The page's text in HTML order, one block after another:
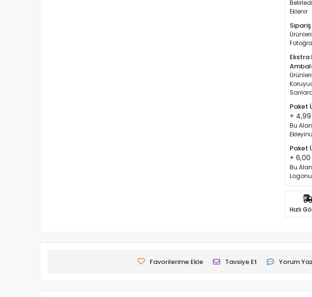
Eklenir
Ekstra
Paket
+ 4,99
Bu
Paket
+ 6,00
Bu
Hızlı
Favorilerime Ekle Tavsiye Et Yorum Yaz